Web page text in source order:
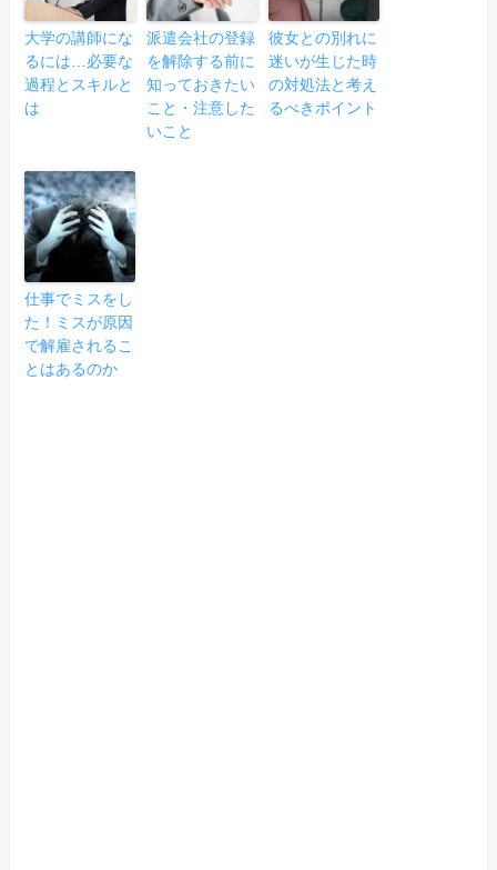
大学の講師にな
るには…必要な
過程とスキルと
は
派遣会社の登録
を解除する前に
知っておきたい
こと・注意した
いこと
彼女との別れに
迷いが生じた時
の対処法と考え
るべきポイント
仕事でミスをし
た！ミスが原因
で解雇されるこ
とはあるのか